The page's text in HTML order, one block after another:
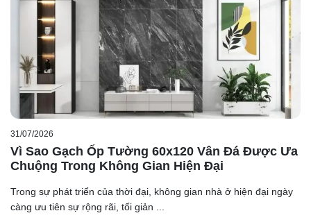
31/07/2026
Vì Sao Gạch Ốp Tường 60x120 Vân Đá Được Ưa
Chuộng Trong Không Gian Hiện Đại
Trong sự phát triển của thời đại, không gian nhà ở hiện đại ngày
càng ưu tiên sự rộng rãi, tối giản ...